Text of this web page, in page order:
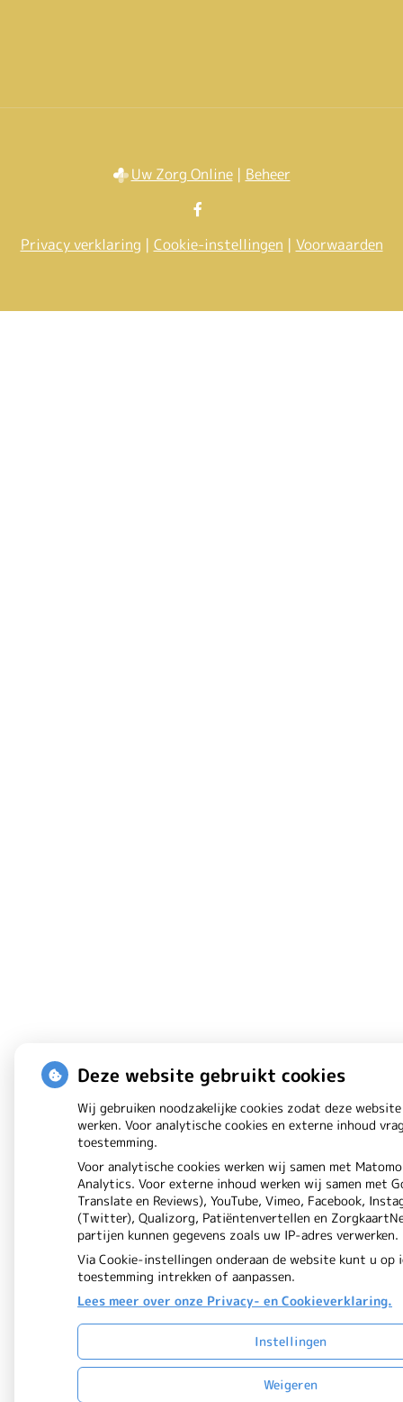
Uw Zorg Online| Beheer
facebook
Privacy verklaring | Cookie-instellingen | Voorwaarden
Deze website gebruikt cookies
Wij gebruiken noodzakelijke cookies zodat deze
werken. Voor analytische cookies en externe inhoud
toestemming.
Voor analytische cookies werken wij samen met
Analytics. Voor externe inhoud werken wij samen met
Translate en Reviews), YouTube, Vimeo, Facebook,
(Twitter), Qualizorg, Patiëntenvertellen en
partijen kunnen gegevens zoals uw IP-adres verwerken.
Via Cookie-instellingen onderaan de website kunt u op
toestemming intrekken of aanpassen.
Lees meer over onze Privacy- en Cookieverklaring.
Instellingen
Weigeren